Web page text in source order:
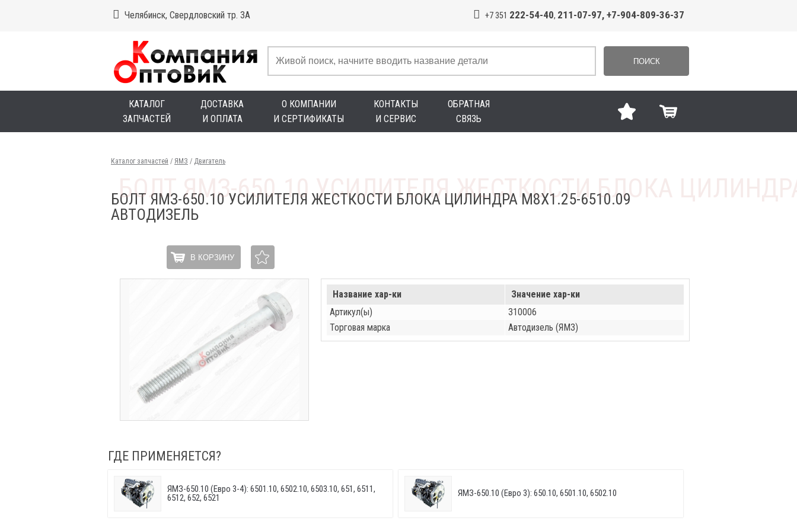
Челябинск, Свердловский тр. 3А +7 351 222-54-40, 211-07-97, +7-904-809-36-37
ПОИСК
КАТАЛОГ
ЗАПЧАСТЕЙ
ДОСТАВКА
И ОПЛАТА
О КОМПАНИИ
И СЕРТИФИКАТЫ
КОНТАКТЫ
И СЕРВИС
ОБРАТНАЯ
СВЯЗЬ
Каталог запчастей / ЯМЗ / Двигатель
БОЛТ ЯМЗ-650.10 УСИЛИТЕЛЯ ЖЕСТКОСТИ БЛОКА ЦИЛИНДРА М8Х1.25-6510.09
АВТОДИЗЕЛЬ
В КОРЗИНУ
Название хар-ки
Значение хар-ки
Артикул(ы)
310006
Торговая марка
Автодизель (ЯМЗ)
ГДЕ ПРИМЕНЯЕТСЯ?
ЯМЗ-650.10 (Евро 3-4): 6501.10, 6502.10, 6503.10, 651, 6511,
6512, 652, 6521
ЯМЗ-650.10 (Евро 3): 650.10, 6501.10, 6502.10